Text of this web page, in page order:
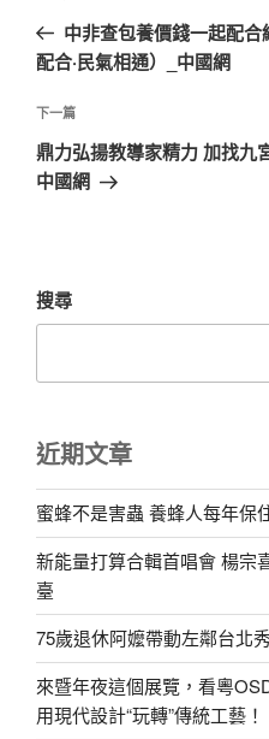
導
覽
一
篇
章
中非查包養價錢一起配
配合·民氣相通）_中國網
下
一
篇
下一篇
鼎力弘揚教導家精力 加找九
中國網
搜尋
近期文章
蜜蜂不是害蟲 養蜂人每年保
新能量打算合輯首唱會 楊宗
臺
75歲退休阿嬤帶動左鄰台北
來暨年夜這個展覽，看粵
用現代設計“玩轉”傳統工藝！